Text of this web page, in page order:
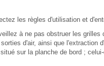
les règles d'utilisation et
à ne pas obstruer les
d'air, ainsi que l'extraction
sur la planche de bord ;